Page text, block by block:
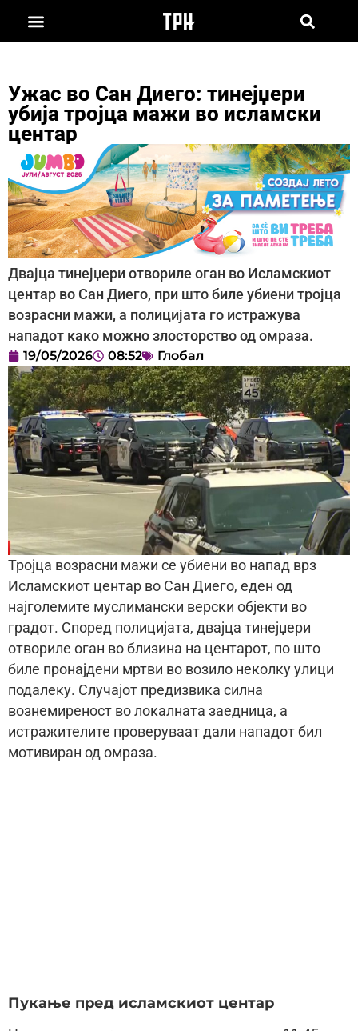
Ужас во Сан Диего: тинејџери
убија тројца мажи во исламски
центар
Двајца тинејџери отвориле оган во Исламскиот
центар во Сан Диего, при што биле убиени тројца
возрасни мажи, а полицијата го истражува
нападот како можно злосторство од омраза.
19/05/2026 08:52 Глобал
Тројца возрасни мажи се убиени во напад врз
Исламскиот центар во Сан Диего, еден од
најголемите муслимански верски објекти во
градот. Според полицијата, двајца тинејџери
отвориле оган во близина на центарот, по што
биле пронајдени мртви во возило неколку улици
подалеку. Случајот предизвика силна
вознемиреност во локалната заедница, а
истражителите проверуваат дали нападот бил
мотивиран од омраза.
Пукање пред исламскиот центар